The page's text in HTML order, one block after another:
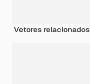
Vetores relacionados